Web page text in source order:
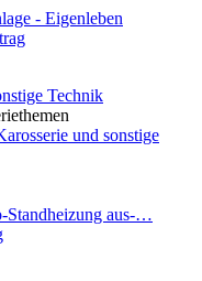
- Eigenleben
Technik
und sonstige
Standheizung aus-…